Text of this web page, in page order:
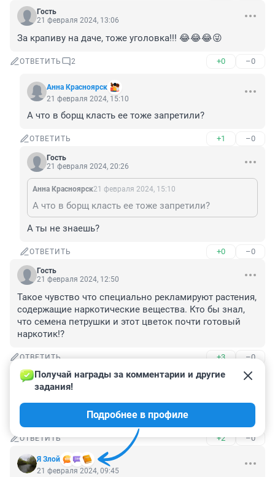
Гость
21 февраля 2024, 13:06
За крапиву на даче, тоже уголовка!!! 😂😂😂😜
ОТВЕТИТЬ 2 +0 –0
Анна Красноярск
21 февраля 2024, 15:10
А что в борщ класть ее тоже запретили?
ОТВЕТИТЬ +1 –0
Гость
21 февраля 2024, 20:26
Анна Красноярск21 февраля 2024, 15:10
А что в борщ класть ее тоже запретили?
А ты не знаешь?
ОТВЕТИТЬ +0 –0
Гость
21 февраля 2024, 12:50
Такое чувство что специально рекламируют растения,
содержащие наркотические вещества. Кто бы знал,
что семена петрушки и этот цветок почти готовый
наркотик!?
ОТВЕТИТЬ +3 –0
Гость
21 февраля 2024, 10:01
Да был такой запрет несколько лет назад,никто не
ОТВЕТИТЬ +2 –0
Я Злой
Получай награды за комментарии и другие
задания!
Подробнее в профиле
21 февраля 2024, 09:45